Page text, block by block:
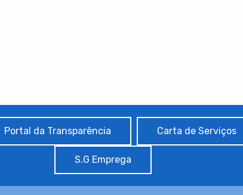
Portal da Transparência Carta de Serviços
S.G Emprega